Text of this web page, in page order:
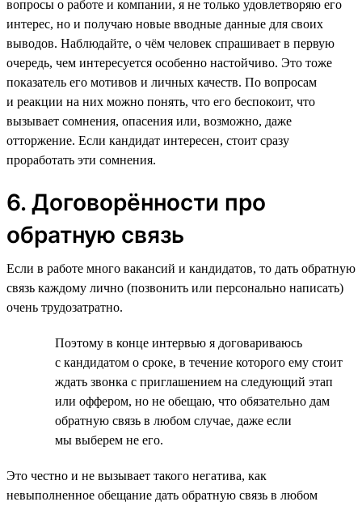
вопросы о работе и компании, я не только удовлетворяю его
интерес, но и получаю новые вводные данные для своих
выводов. Наблюдайте, о чём человек спрашивает в первую
очередь, чем интересуется особенно настойчиво. Это тоже
показатель его мотивов и личных качеств. По вопросам
и реакции на них можно понять, что его беспокоит, что
вызывает сомнения, опасения или, возможно, даже
отторжение. Если кандидат интересен, стоит сразу
проработать эти сомнения.
6. Договорённости про
обратную связь
Если в работе много вакансий и кандидатов, то дать обратную
связь каждому лично (позвонить или персонально написать)
очень трудозатратно.
Поэтому в конце интервью я договариваюсь
с кандидатом о сроке, в течение которого ему стоит
ждать звонка с приглашением на следующий этап
или оффером, но не обещаю, что обязательно дам
обратную связь в любом случае, даже если
мы выберем не его.
Это честно и не вызывает такого негатива, как
невыполненное обещание дать обратную связь в любом